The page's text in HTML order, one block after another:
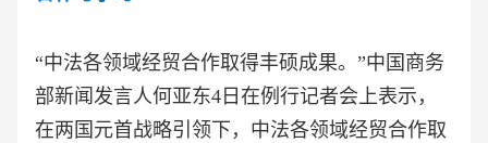
“中法各领域经贸合作取得丰硕成果。”中国商务
部新闻发言人何亚东4日在例行记者会上表示，
在两国元首战略引领下，中法各领域经贸合作取